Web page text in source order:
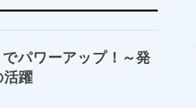
でパワーアップ！～発
活躍